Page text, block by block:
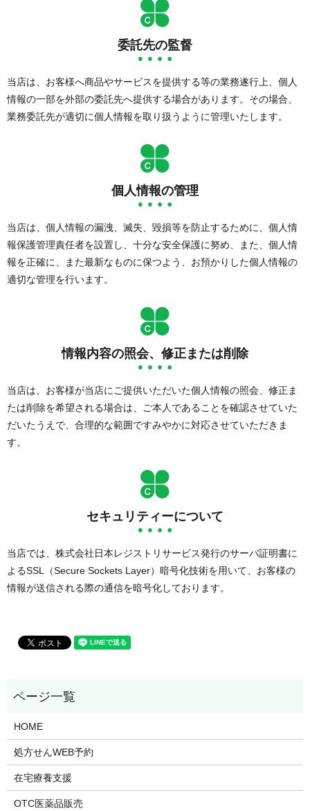
委託先の監督
当店は、お客様へ商品やサービスを提供する等の業務遂行上、個人
情報の一部を外部の委託先へ提供する場合があります。その場合、
業務委託先が適切に個人情報を取り扱うように管理いたします。
個人情報の管理
当店は、個人情報の漏洩、滅失、毀損等を防止するために、個人情
報保護管理責任者を設置し、十分な安全保護に努め、また、個人情
報を正確に、また最新なものに保つよう、お預かりした個人情報の
適切な管理を行います。
情報内容の照会、修正または削除
当店は、お客様が当店にご提供いただいた個人情報の照会、修正ま
たは削除を希望される場合は、ご本人であることを確認させていた
だいたうえで、合理的な範囲ですみやかに対応させていただきま
す。
セキュリティーについて
当店では、株式会社日本レジストリサービス発行のサーバ証明書に
よるSSL（Secure Sockets Layer）暗号化技術を用いて、お客様の
情報が送信される際の通信を暗号化しております。
HOME
処方せんWEB予約
在宅療養支援
OTC医薬品販売